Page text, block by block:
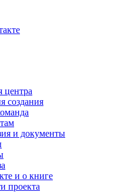
центра
создания
и документы
и о книге
проекта